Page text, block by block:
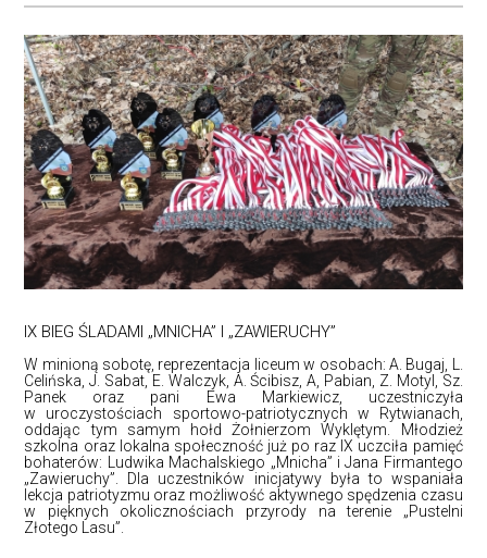
IX BIEG ŚLADAMI „MNICHA” I „ZAWIERUCHY”
W minioną sobotę, reprezentacja liceum w osobach: A. Bugaj, L.
Celińska, J. Sabat, E. Walczyk, A. Ścibisz, A, Pabian, Z. Motyl, Sz.
Panek oraz pani Ewa Markiewicz, uczestniczyła
w uroczystościach sportowo-patriotycznych w Rytwianach,
oddając tym samym hołd Żołnierzom Wyklętym. Młodzież
szkolna oraz lokalna społeczność już po raz IX uczciła pamięć
bohaterów: Ludwika Machalskiego „Mnicha” i Jana Firmantego
„Zawieruchy”. Dla uczestników inicjatywy była to wspaniała
lekcja patriotyzmu oraz możliwość aktywnego spędzenia czasu
w pięknych okolicznościach przyrody na terenie „Pustelni
Złotego Lasu”.